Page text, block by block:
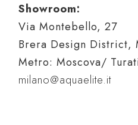
Showroom:
Via Montebello, 27
Brera Design District,
Metro: Moscova/
milano@aquaelite.it